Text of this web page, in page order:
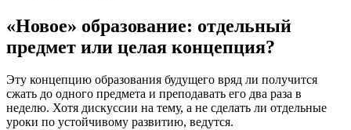
«Новое» образование: отдельный
предмет или целая концепция?
Эту концепцию образования будущего вряд ли получится
сжать до одного предмета и преподавать его два раза в
неделю. Хотя дискуссии на тему, а не сделать ли отдельные
уроки по устойчивому развитию, ведутся.